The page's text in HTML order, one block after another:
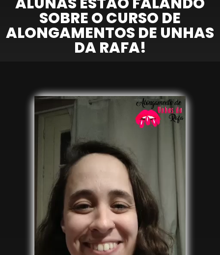
SOBRE O CURSO DE
ALONGAMENTOS DE UNHAS
DA RAFA!